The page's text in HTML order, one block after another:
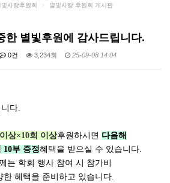
빛사랑후원회 별빛사랑 후원회 게시판
한 별빛후원에 감사드립니다.
0건 3,234회 25-09-08 14:04
다.
상×10회 이상후원하시면 다음해
10부 증정혜택을 받으실 수 있습니다.
는 학회 행사 참여 시 참가비
한 혜택을 준비하고 있습니다.